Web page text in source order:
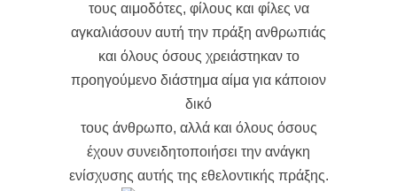
τους αιμοδότες, φίλους και φίλες να
αγκαλιάσουν αυτή την πράξη ανθρωπιάς
και όλους όσους χρειάστηκαν το
προηγούμενο διάστημα αίμα για κάποιον
δικό
τους άνθρωπο, αλλά και όλους όσους
έχουν συνειδητοποιήσει την ανάγκη
ενίσχυσης αυτής της εθελοντικής πράξης.